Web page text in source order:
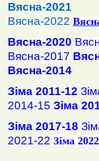
Вясна-2021
Вясна-2022
Вясна-2020
Вясна-2017
Вясна-2014
Зіма 2011-12
2014-15 Зіма
Зіма 2017-18
2021-22 Зіма